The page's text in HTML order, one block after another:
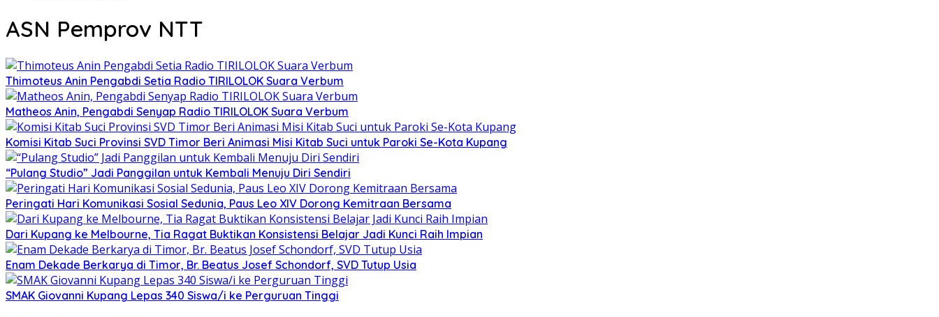
ASN Pemprov NTT
Thimoteus Anin Pengabdi Setia Radio TIRILOLOK Suara Verbum
Matheos Anin, Pengabdi Senyap Radio TIRILOLOK Suara Verbum
Komisi Kitab Suci Provinsi SVD Timor Beri Animasi Misi Kitab Suci untuk Paroki Se-Kota Kupang
“Pulang Studio” Jadi Panggilan untuk Kembali Menuju Diri Sendiri
Peringati Hari Komunikasi Sosial Sedunia, Paus Leo XIV Dorong Kemitraan Bersama
Dari Kupang ke Melbourne, Tia Ragat Buktikan Konsistensi Belajar Jadi Kunci Raih Impian
Enam Dekade Berkarya di Timor, Br. Beatus Josef Schondorf, SVD Tutup Usia
SMAK Giovanni Kupang Lepas 340 Siswa/i ke Perguruan Tinggi